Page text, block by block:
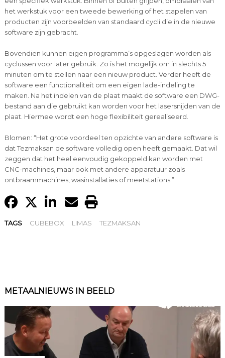
het werkstuk voor een tweede bewerking of het stapelen van
producten zijn voorbeelden van standaard cycli die in de nieuwe
software zijn gebracht.
Bovendien kunnen eigen programma’s opgeslagen worden als
cyclussen voor later gebruik. Zo is het mogelijk om in slechts 5
minuten om te stellen naar een nieuw product. Verder heeft de
software een functionaliteit om een eigen lade-indeling te
maken. Na het indelen van de plaat maakt de software een DWG-
bestand aan die gebruikt kan worden voor het lasersnijden van de
plaat. Hiermee wordt een hoge flexibiliteit gerealiseerd.
Blomen: “Het grote voordeel ten opzichte van andere software is
dat Tezmaksan de software volledig open heeft gemaakt. Dat wil
zeggen dat het heel eenvoudig gekoppeld kan worden met
CNC-machines, maar ook met andere apparatuur zoals
ontbraammachines, wasinstallaties of meetstations.”
TAGS CUBEBOX LIMAS TEZMAKSAN
METAALNIEUWS IN BEELD